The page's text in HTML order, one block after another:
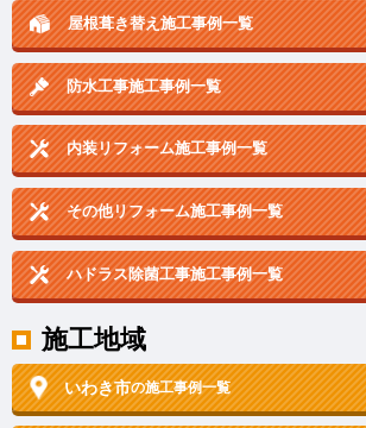
屋根葺き替え施工事例一覧
防水工事施工事例一覧
内装リフォーム施工事例一覧
その他リフォーム施工事例一覧
ハドラス除菌工事施工事例一覧
施工地域
いわき市の施工事例一覧